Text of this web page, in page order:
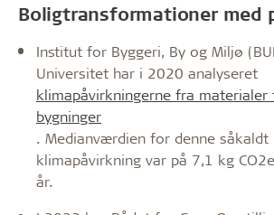
Boligtransformationer med
Institut for Byggeri, By og Miljø
Universitet har i 2020 analyseret
klimapåvirkningerne fra
bygninger
. Medianværdien for denne såkaldt
klimapåvirkning var på 7,1 kg
år.